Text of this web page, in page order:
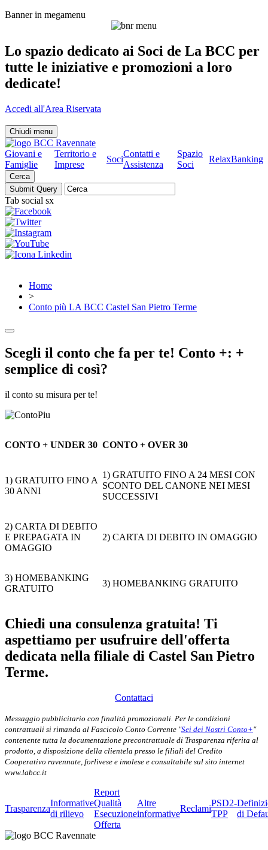
Banner in megamenu
Lo spazio dedicato ai Soci de La BCC per
tutte le iniziative e promozioni a loro
dedicate!
Accedi all'Area Riservata
Chiudi menu
Giovani e
Famiglie
Territorio e
Imprese
Soci
Contatti e
Assistenza
Spazio
Soci
RelaxBanking
Cerca
Tab social sx
Home
>
Conto più LA BCC Castel San Pietro Terme
Scegli il conto che fa per te! Conto +: +
semplice di così?
il conto su misura per te!
CONTO + UNDER 30 CONTO + OVER 30
1) GRATUITO FINO A
30 ANNI
1) GRATUITO FINO A 24 MESI CON
SCONTO DEL CANONE NEI MESI
SUCCESSIVI
2) CARTA DI DEBITO
E PREPAGATA IN
OMAGGIO
2) CARTA DI DEBITO IN OMAGGIO
3) HOMEBANKING
GRATUITO
3) HOMEBANKING GRATUITO
Chiedi una consulenza gratuita! Ti
aspettiamo per usufruire dell'offerta
dedicata nella filiale di Castel San Pietro
Terme.
Contattaci
Messaggio pubblicitario con finalità promozionali. Per le condizioni
contrattuali si rimanda al Fascicolo Conto Corrente "Sei dei Nostri Conto+"
contenente tutta la documentazione precontrattuale di Trasparenza riferita al
prodotto, a disposizione della clientela presso le filiali del Credito
Cooperativo ravennate, forlivese e imolese e consultabile sul sito internet
www.labcc.it
Trasparenza
Informative
di rilievo
Report
Qualità
Esecuzione
Offerta
Altre
informative
Reclami
PSD2-
TPP
di